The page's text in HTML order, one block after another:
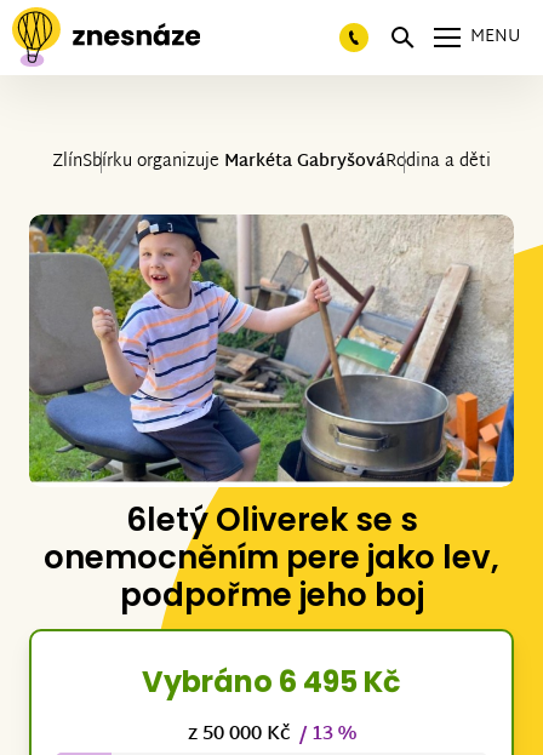
MENU
ZlínSbírku organizuje Markéta GabryšováRodina a děti
6letý Oliverek se s
onemocněním pere jako lev,
podpořme jeho boj
Vybráno 6 495 Kč
z 50 000 Kč / 13 %